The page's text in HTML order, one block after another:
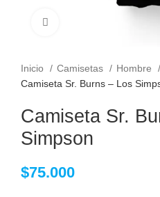
Inicio Camisetas
Hombre
Camiseta Sr. Burns – Los
Camiseta Sr.
Simpson
$75.000